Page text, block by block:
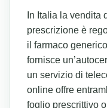
In Italia la vendita
prescrizione è
il farmaco
fornisce
un servizio di
online offre
foglio prescrittivo